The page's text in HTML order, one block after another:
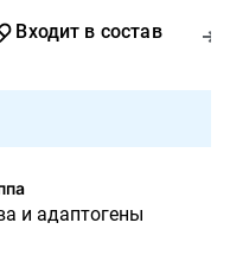
Входит в состав
и адаптогены